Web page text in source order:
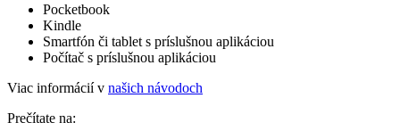
Pocketbook
Kindle
Smartfón či tablet s príslušnou aplikáciou
Počítač s príslušnou aplikáciou
Viac informácií v našich návodoch
Prečítate na: